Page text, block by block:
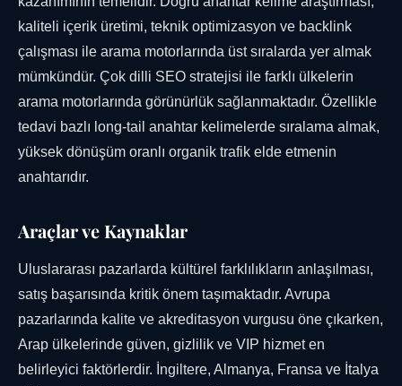
kaliteli içerik üretimi, teknik optimizasyon ve backlink
çalışması ile arama motorlarında üst sıralarda yer almak
mümkündür. Çok dilli SEO stratejisi ile farklı ülkelerin
arama motorlarında görünürlük sağlanmaktadır. Özellikle
tedavi bazlı long-tail anahtar kelimelerde sıralama almak,
yüksek dönüşüm oranlı organik trafik elde etmenin
anahtarıdır.
Araçlar ve Kaynaklar
Uluslararası pazarlarda kültürel farklılıkların anlaşılması,
satış başarısında kritik önem taşımaktadır. Avrupa
pazarlarında kalite ve akreditasyon vurgusu öne çıkarken,
Arap ülkelerinde güven, gizlilik ve VIP hizmet en
belirleyici faktörlerdir. İngiltere, Almanya, Fransa ve İtalya